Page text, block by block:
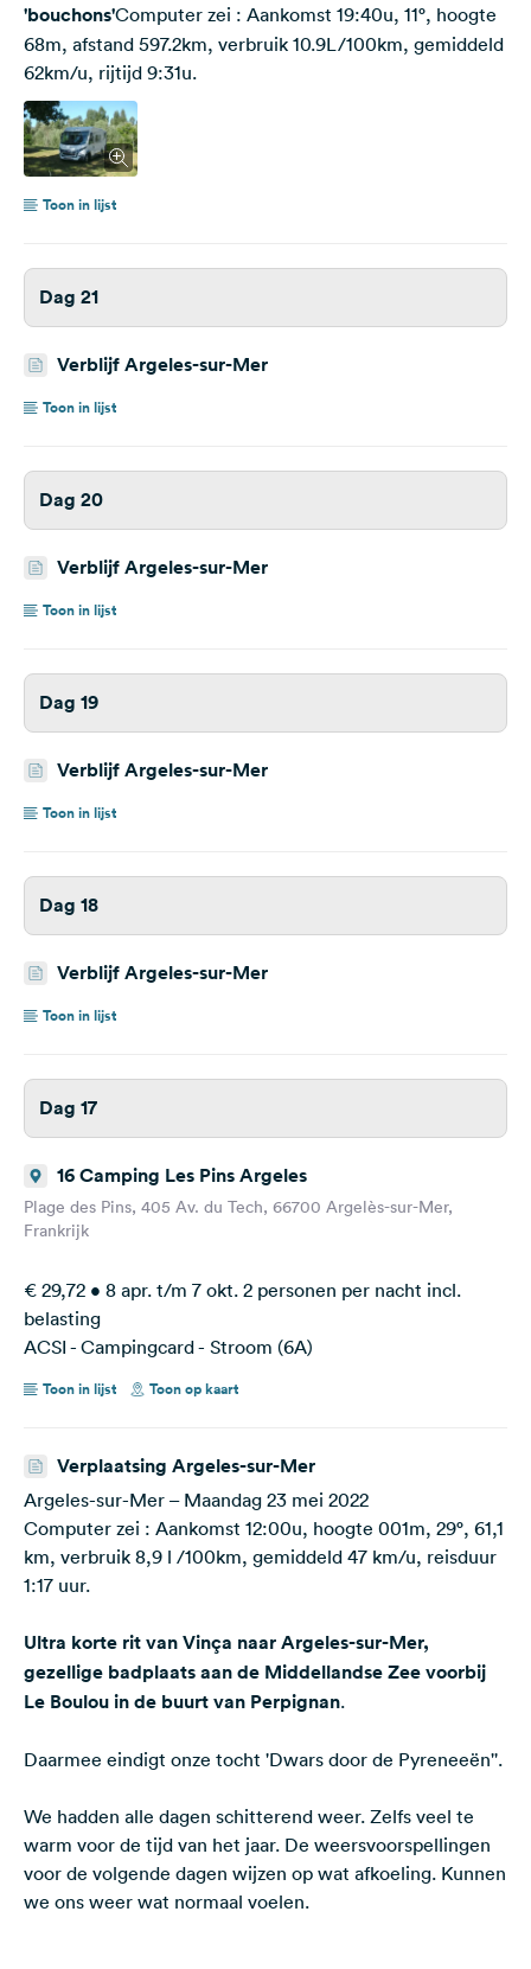
'bouchons'Computer zei : Aankomst 19:40u, 11°, hoogte
68m, afstand 597.2km, verbruik 10.9L/100km, gemiddeld
62km/u, rijtijd 9:31u.
Toon in lijst
Dag 21
Verblijf Argeles-sur-Mer
Toon in lijst
Dag 20
Verblijf Argeles-sur-Mer
Toon in lijst
Dag 19
Verblijf Argeles-sur-Mer
Toon in lijst
Dag 18
Verblijf Argeles-sur-Mer
Toon in lijst
Dag 17
16 Camping Les Pins Argeles
Plage des Pins, 405 Av. du Tech, 66700 Argelès-sur-Mer,
Frankrijk
€ 29,72 • 8 apr. t/m 7 okt. 2 personen per nacht incl.
belasting
ACSI - Campingcard - Stroom (6A)
Toon in lijst Toon op kaart
Verplaatsing Argeles-sur-Mer
Argeles-sur-Mer – Maandag 23 mei 2022
Computer zei : Aankomst 12:00u, hoogte 001m, 29°, 61,1
km, verbruik 8,9 l /100km, gemiddeld 47 km/u, reisduur
1:17 uur.
Ultra korte rit van Vinça naar Argeles-sur-Mer,
gezellige badplaats aan de Middellandse Zee voorbij
Le Boulou in de buurt van Perpignan.
Daarmee eindigt onze tocht 'Dwars door de Pyreneeën''.
We hadden alle dagen schitterend weer. Zelfs veel te
warm voor de tijd van het jaar. De weersvoorspellingen
voor de volgende dagen wijzen op wat afkoeling. Kunnen
we ons weer wat normaal voelen.